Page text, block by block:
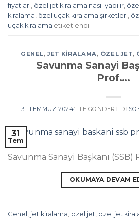
fiyatları, özel jet kiralama nasıl yapılır,
kiralama, özel uçak kiralama şirketleri,
uçak kiralama etiketlendi
GENEL,JET KIRALAMA, ÖZEL JET,
Savunma Sanayi
Prof….
31 TEMMUZ 2024’' TE GÖNDERILDI
31
Tem
Savunma Sanayi Başkanı (SSB)
OKUMAYA DEVAM
Genel , jet kiralama, özel jet, özel jet